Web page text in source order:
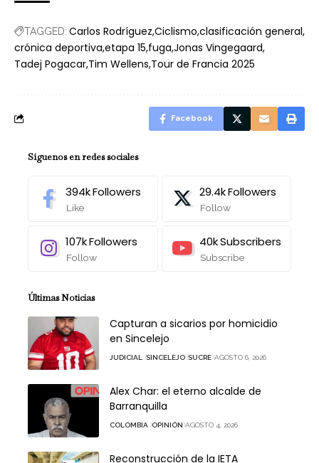
TAGGED: Carlos Rodríguez Ciclismo clasificación general
crónica deportiva etapa 15 fuga Jonas Vingegaard
Tadej Pogacar Tim Wellens Tour de Francia 2025
Facebook
Síguenos en redes sociales
394kFollowers
Like
29.4kFollowers
Follow
107kFollowers
Follow
40kSubscribers
Subscribe
Últimas Noticias
Capturan a sicarios por homicidio
en Sincelejo
JUDICIAL SINCELEJO SUCRE AGOSTO 6, 2026
Alex Char: el eterno alcalde de
Barranquilla
COLOMBIA OPINIÓN AGOSTO 4, 2026
Reconstrucción de la IETA